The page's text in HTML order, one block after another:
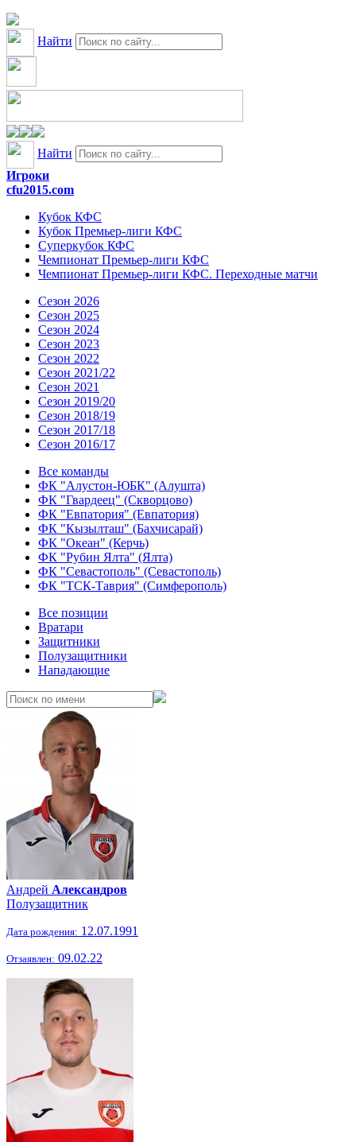
Найти
Найти
Игроки
cfu2015.com
Кубок КФС
Кубок Премьер-лиги КФС
Суперкубок КФС
Чемпионат Премьер-лиги КФС
Чемпионат Премьер-лиги КФС. Переходные матчи
Сезон 2026
Сезон 2025
Сезон 2024
Сезон 2023
Сезон 2022
Сезон 2021/22
Сезон 2021
Сезон 2019/20
Сезон 2018/19
Сезон 2017/18
Сезон 2016/17
Все команды
ФК "Алустон-ЮБК" (Алушта)
ФК "Гвардеец" (Скворцово)
ФК "Евпатория" (Евпатория)
ФК "Кызылташ" (Бахчисарай)
ФК "Океан" (Керчь)
ФК "Рубин Ялта" (Ялта)
ФК "Севастополь" (Севастополь)
ФК "ТСК-Таврия" (Симферополь)
Все позиции
Вратари
Защитники
Полузащитники
Нападающие
Андрей Александров
Полузащитник
Дата рождения: 12.07.1991
Отзаявлен: 09.02.22